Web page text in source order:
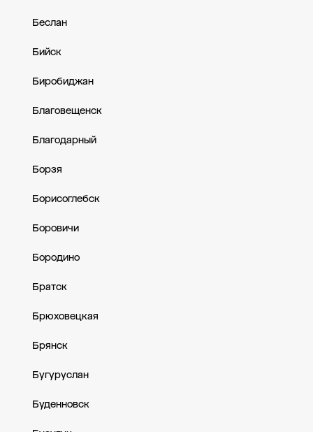
Беслан
Бийск
Биробиджан
Благовещенск
Благодарный
Борзя
Борисоглебск
Боровичи
Бородино
Братск
Брюховецкая
Брянск
Бугуруслан
Буденновск